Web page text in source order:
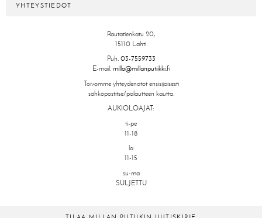
YHTEYSTIEDOT
Rautatienkatu 20,
15110 Lahti.
Puh. 03-7559733
E-mail. milla@millanputiikki.fi
Toivomme yhteydenotot ensisijaisesti
sähköpostitse/palautteen kautta.
AUKIOLOAJAT:
ti-pe
11-18
la
11-15
su-ma
SULJETTU